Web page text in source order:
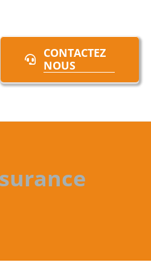
CONTACTEZ
NOUS